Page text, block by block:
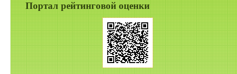
Портал рейтинговой оценки